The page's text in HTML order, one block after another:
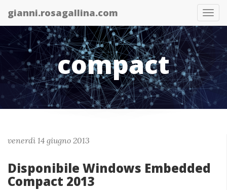
gianni.rosagallina.com
compact
venerdì 14 giugno 2013
Disponibile Windows Embedded
Compact 2013